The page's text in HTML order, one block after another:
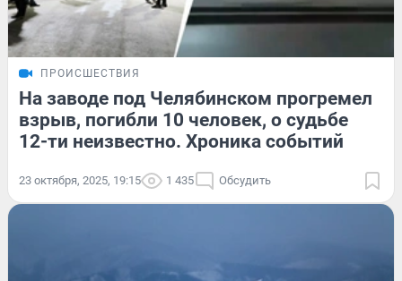
ПРОИСШЕСТВИЯ
На заводе под Челябинском прогремел
взрыв, погибли 10 человек, о судьбе
12-ти неизвестно. Хроника событий
23 октября, 2025, 19:15 1 435 Обсудить